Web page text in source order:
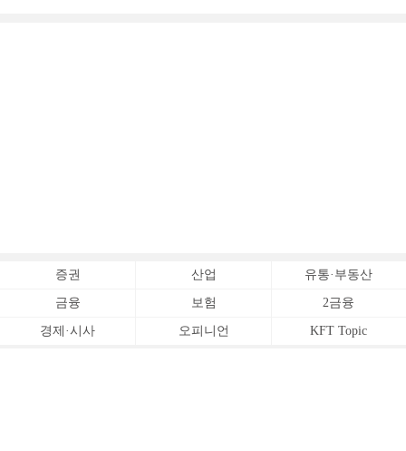
증권 산업 유통·부동산
금융 보험 2금융
경제·시사 오피니언 KFT Topic